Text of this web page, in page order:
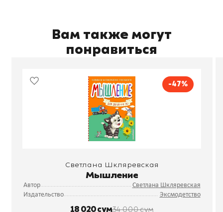
Вам также могут
понравиться
-47%
Светлана Шкляревская
Мышление
Автор
Светлана Шкляревская
Издательство
Эксмодетство
18 020 сум34 000 сум